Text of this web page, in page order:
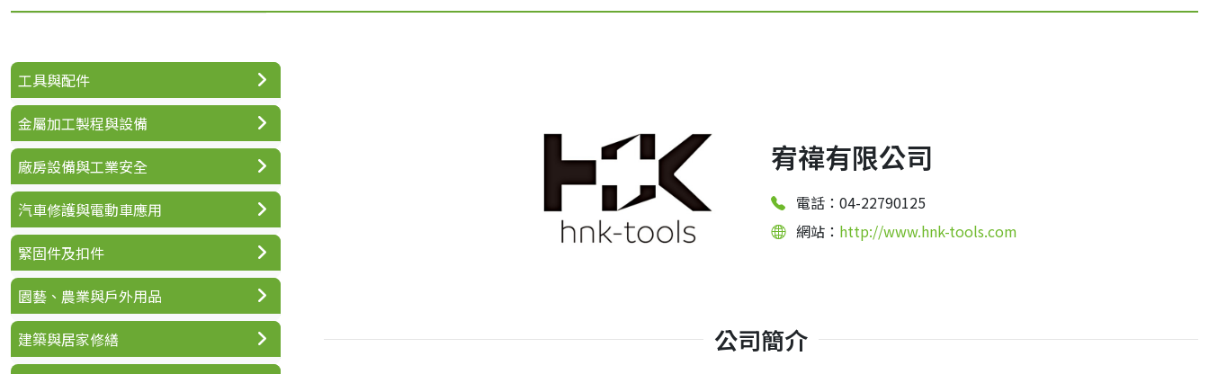
宥禕有限公司
電話：04-22790125
網站： http://www.hnk-tools.com
公司簡介
工具與配件
金屬加工製程與設備
廠房設備與工業安全
汽車修護與電動車應用
緊固件及扣件
園藝、農業與戶外用品
建築與居家修繕